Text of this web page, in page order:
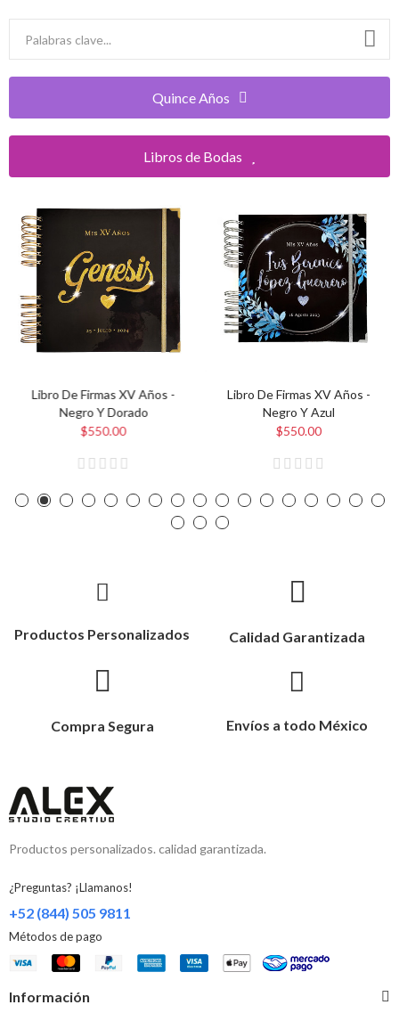
Quince Años
Libros de Bodas
Libro De Firmas XV Años -
Negro Y Dorado
$550.00
Libro De Firmas XV Años -
Negro Y Azul
$550.00
Productos Personalizados Calidad Garantizada
Compra Segura Envíos a todo México
Productos personalizados. calidad garantizada.
¿Preguntas? ¡Llamanos!
+52 (844) 505 9811
Métodos de pago
Información